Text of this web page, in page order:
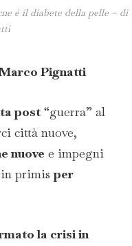
é il diabete della pelle – di
Pignatti
post“guerra” al
città nuove,
nuove e impegni
in primisper
la crisi in